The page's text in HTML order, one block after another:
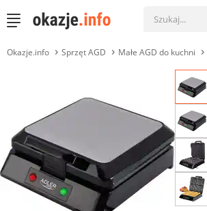
Okazje.info Sprzęt AGD Małe AGD do kuchni